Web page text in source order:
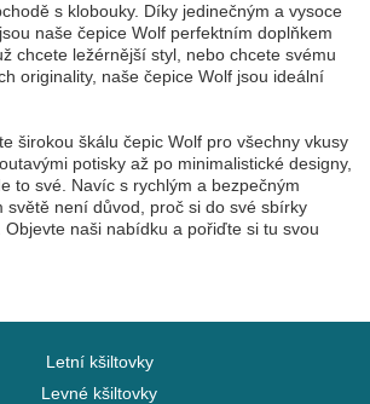
s klobouky. Díky jedinečným a vysoce
naše čepice Wolf perfektním doplňkem
chcete ležérnější styl, nebo chcete svému
originality, naše čepice Wolf jsou ideální
širokou škálu čepic Wolf pro všechny vkusy
potisky až po minimalistické designy,
to své. Navíc s rychlým a bezpečným
světě není důvod, proč si do své sbírky
Objevte naši nabídku a pořiďte si tu svou
Letní kšiltovky
Levné kšiltovky